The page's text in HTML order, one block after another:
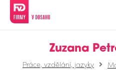
Zuzana
Práce, vzdělání, jazyky